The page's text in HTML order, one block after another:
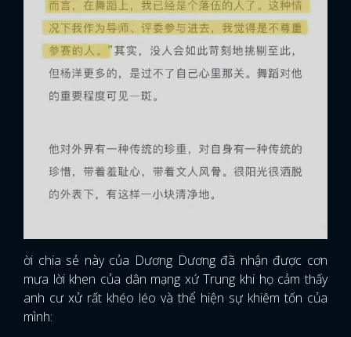
ời chia sẻ này của Dương Dương đã nhận được cơn
mưa lời khen của dân mạng xứ Trung khi họ cảm thấy
anh cư xử rất khéo léo và thể hiện sự khiêm tốn của
mình: